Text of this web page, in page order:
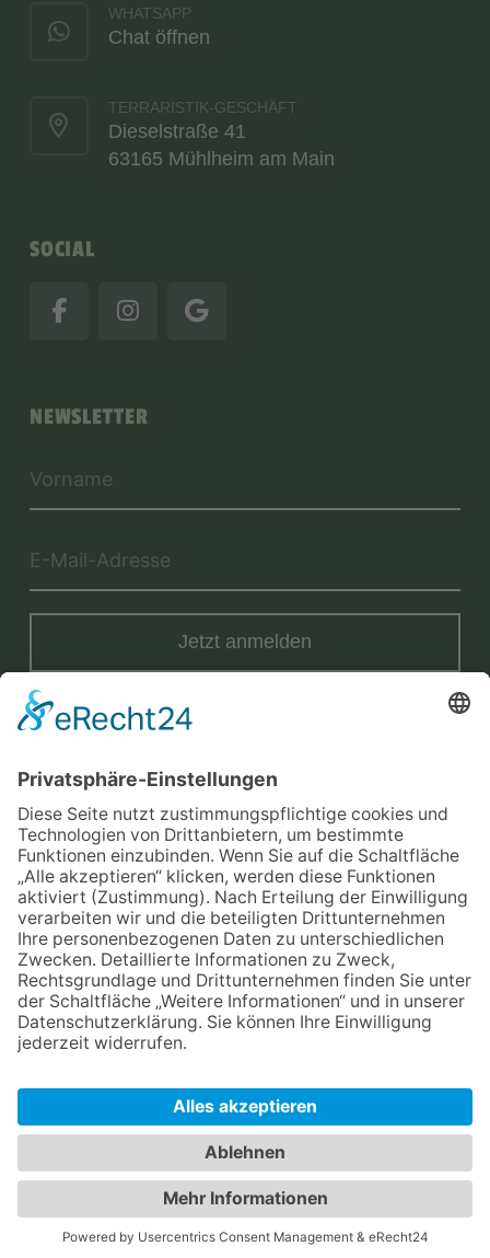
WHATSAPP
Chat öffnen
TERRARISTIK-GESCHÄFT
Dieselstraße 41
63165 Mühlheim am Main
SOCIAL
NEWSLETTER
Jetzt anmelden
Mit der Eintragung in dem Newsletter erkläre ich mich mit der
Datenschutzerklärungvon Terraristik District einverstanden.
Versand
Datenschutz
AGB
Cookie-Einstellungen
Webdesign by Klickexpert